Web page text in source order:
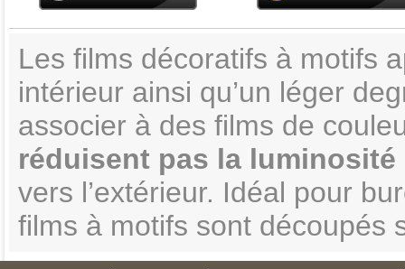
Les films décoratifs à motifs
intérieur ainsi qu’un léger
associer à des films de
réduisent pas la luminosité
vers l’extérieur. Idéal pour
films à motifs sont découpés